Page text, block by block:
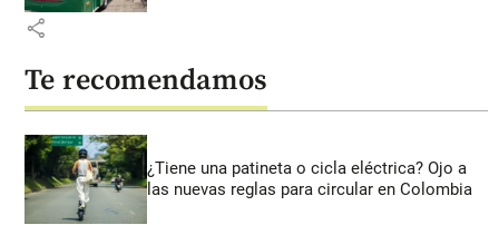
share
Te recomendamos
¿Tiene una patineta o cicla eléctrica? Ojo a
las nuevas reglas para circular en Colombia